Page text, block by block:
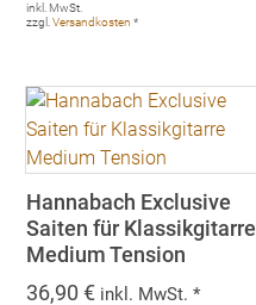
inkl. MwSt.
zzgl.Versandkosten *
Hannabach Exclusive
Saiten für Klassikgitarre
Medium Tension
36,90€ inkl. MwSt. *